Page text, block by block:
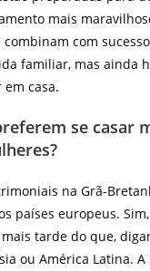
mais
com
familiar, mas ainda
casa.
se casar
na Grã-
países europeus.
tarde do que,
ou América Latina.